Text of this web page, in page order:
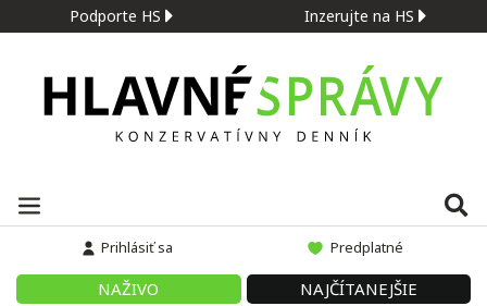
Podporte HS Inzerujte na HS
Prihlásiť sa Predplatné
NAŽIVO
NAJČÍTANEJŠIE